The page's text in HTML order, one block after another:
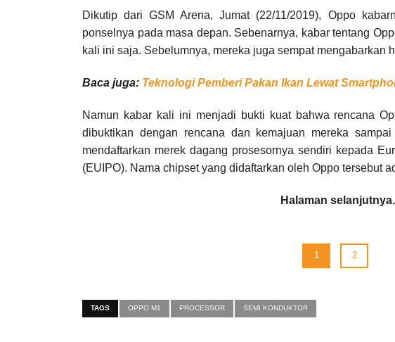
Dikutip dari GSM Arena, Jumat (22/11/2019), Oppo
ponselnya pada masa depan. Sebenarnya, kabar tentang
kali ini saja. Sebelumnya, mereka juga sempat mengabarkan
Baca juga: Teknologi Pemberi Pakan Ikan Lewat
Namun kabar kali ini menjadi bukti kuat bahwa rencana
dibuktikan dengan rencana dan kemajuan mereka
mendaftarkan merek dagang prosesornya sendiri kepada
(EUIPO). Nama chipset yang didaftarkan oleh Oppo tersebut
Halaman
1 2
TAGS OPPO M1 PROCESSOR SEMI KONDUKTOR